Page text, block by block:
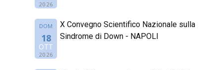
2026
DOM
18
OTT
2026
X Convegno Scientifico Nazionale sulla
Sindrome di Down - NAPOLI